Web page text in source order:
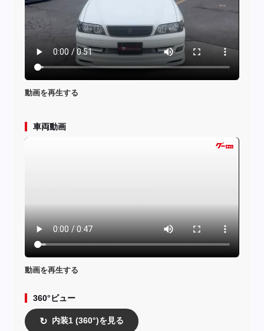
動画を再生する
車両動画
動画を再生する
360°ビュー
↻ 内装1 (360°)を見る